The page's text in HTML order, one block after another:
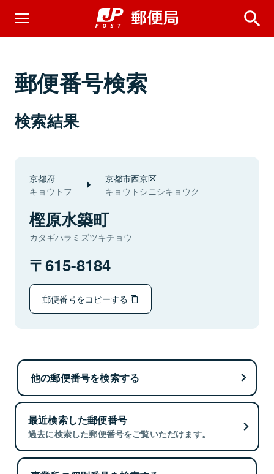
郵便番号検索
検索結果
京都府
キョウトフ
京都市西京区
キョウトシニシキョウク
樫原水築町
カタギハラミズツキチョウ
615-8184
郵便番号をコピーする
他の郵便番号を検索する
最近検索した郵便番号
過去に検索した郵便番号をご覧いただけます。